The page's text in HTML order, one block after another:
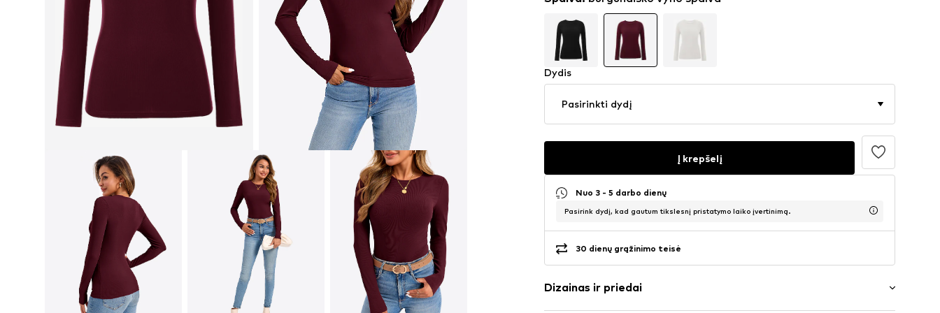
Dydis
Pasirinkti dydį
Į krepšelį
Nuo 3 - 5 darbo dienų
Pasirink dydį, kad gautum tikslesnį pristatymo laiko įvertinimą.
30 dienų grąžinimo teisė
Dizainas ir priedai